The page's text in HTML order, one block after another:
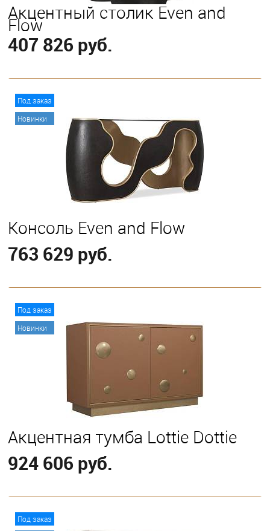
Акцентный столик Even and
Flow
407 826 руб.
Под заказ
Новинки
Консоль Even and Flow
763 629 руб.
Под заказ
Новинки
Акцентная тумба Lottie Dottie
924 606 руб.
Под заказ